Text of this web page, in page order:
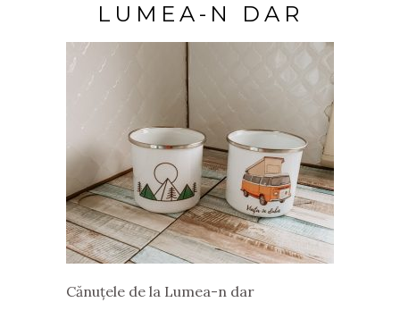
LUMEA-N DAR
Cănuțele de la Lumea-n dar